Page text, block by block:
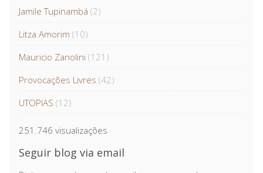
Jamile Tupinambá (2)
Litza Amorim (10)
Mauricio Zanolini (121)
Provocações Livres (42)
UTOPIAS (12)
251.746 visualizações
Seguir blog via email